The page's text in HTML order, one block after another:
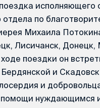
исполняющего
по
Михаила
Лисичанск, Донецк,
поездки он
и
и
помощи нуждающимся